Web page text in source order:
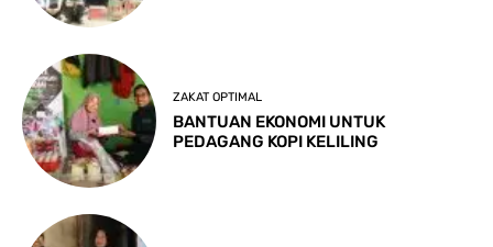
ZAKAT OPTIMAL
BANTUAN EKONOMI UNTUK
PEDAGANG KOPI KELILING